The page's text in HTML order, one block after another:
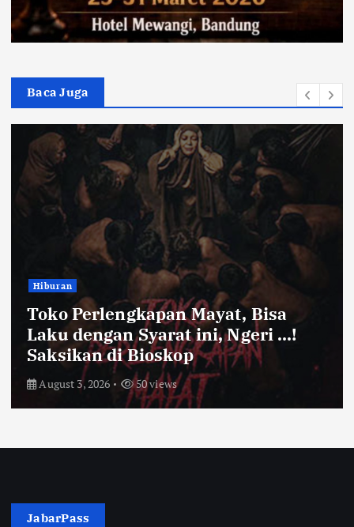
Baca Juga
Bandung Raya
Farhan Pastikan Pasokan Pangan
Kota Bandung Aman Meski Harga
Ayam dan Timun Naik
July 31, 2026 55 views
JabarPass